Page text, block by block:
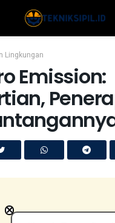
Lingkungan
Emission:
×